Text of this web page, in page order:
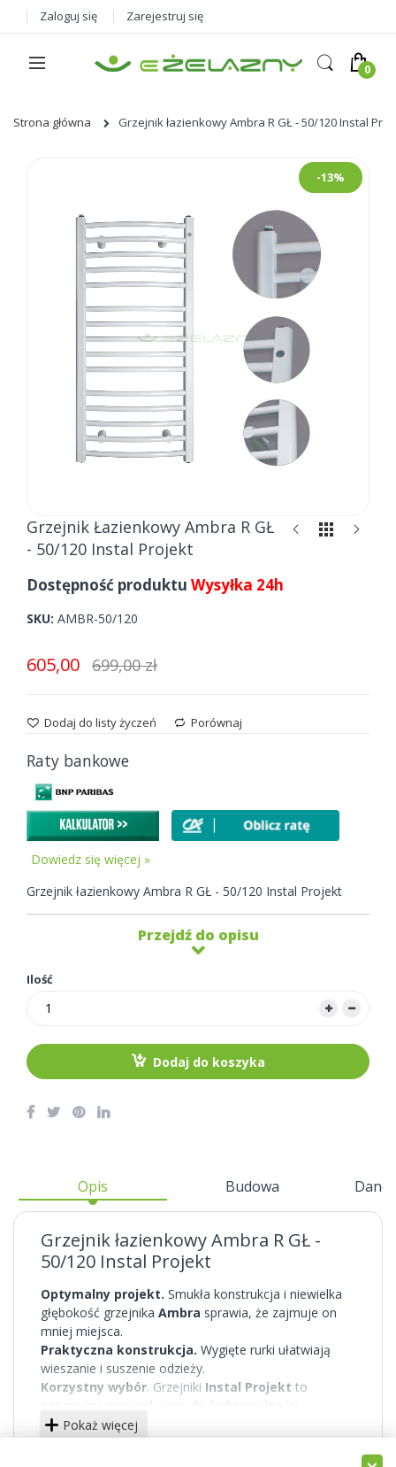
Zaloguj się Zarejestruj się
Strona główna Grzejnik łazienkowy Ambra R GŁ - 50/120 Instal
-13%
Skip
beginning
the
gallery
Grzejnik Łazienkowy Ambra R GŁ
- 50/120 Instal Projekt
Dostępność produktu Wysyłka 24h
SKU AMBR-50/120
605,00 699,00 zł
Dodaj do listy życzeń Porównaj
Raty bankowe
Dowiedz się więcej »
Grzejnik łazienkowy Ambra R GŁ - 50/120 Instal Projekt
Przejdź do opisu
Ilość
Dodaj do koszyka
Opis Budowa Dane
Grzejnik łazienkowy Ambra R GŁ -
50/120 Instal Projekt
Optymalny projekt. Smukła konstrukcja i niewielka
głębokość grzejnika Ambra sprawia, że zajmuje on
mniej miejsca.
Praktyczna konstrukcja. Wygięte rurki ułatwiają
wieszanie i suszenie odzieży.
Korzystny wybór. Grzejniki Instal Projekt to
optymalny stosunek ceny do funkcjonalności.
Prosty montaż.
grzejnika od ściany.
Pokaż więcej